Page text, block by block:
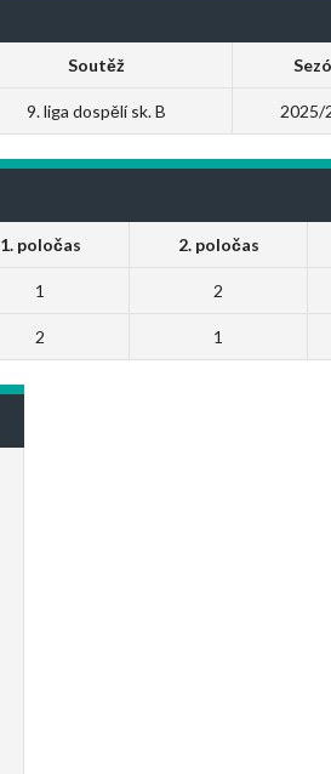
Soutěž
9. liga dospělí sk. B 2025/
1. poločas 2. poločas
1 2
2 1